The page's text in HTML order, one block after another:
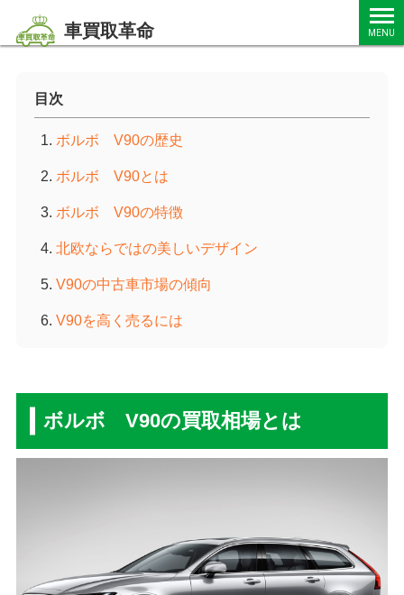
車買取革命 MENU
目次
ボルボ V90の歴史
ボルボ V90とは
ボルボ V90の特徴
北欧ならではの美しいデザイン
V90の中古車市場の傾向
V90を高く売るには
ボルボ V90の買取相場とは